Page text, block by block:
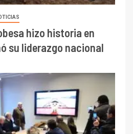
hizo historia en
su liderazgo nacional